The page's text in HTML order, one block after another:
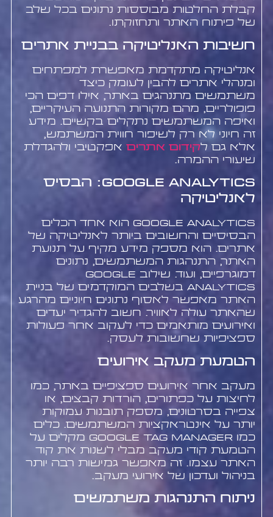
קבלת החלטות מבוססות נתונים בכל שלב
של פיתוח האתר ותחזוקתו.
חשיבות האנליטיקה בבניית אתרים
אנליטיקה מתקדמת מאפשרת למפתחים
ומנהלי אתרים להבין לעומק כיצד
משתמשים מתנהגים באתר, אילו דפים הכי
פופולריים, מהם מקורות התנועה העיקריים,
ואיפה המשתמשים נתקלים בקשיים. מידע
זה חיוני לא רק לשיפור חווית המשתמש,
אלא גם לקידום אתריםאפקטיבי ולהגדלת
שיעורי ההמרה.
Google Analytics: הבסיס
לאנליטיקה
Google Analytics הוא אחד הכלים
הבסיסיים והחשובים ביותר לאנליטיקה של
אתרים. הוא מספק מידע מקיף על תנועת
האתר, התנהגות המשתמשים, נתונים
דמוגרפיים, ועוד. שילוב Google
Analytics בשלבים המוקדמים של בניית
האתר מאפשר לאסוף נתונים חיוניים מהרגע
שהאתר עולה לאוויר. חשוב להגדיר יעדים
ואירועים מותאמים כדי לעקוב אחר פעולות
ספציפיות שחשובות לעסק.
הטמעת מעקב אירועים
מעקב אחר אירועים ספציפיים באתר, כמו
לחיצות על כפתורים, הורדות קבצים, או
צפייה בסרטונים, מספק תובנות עמוקות
יותר על אינטראקציות המשתמשים. כלים
כמו Google Tag Manager מקלים על
הטמעת קודי מעקב מבלי לשנות את קוד
האתר עצמו. זה מאפשר גמישות רבה יותר
בניהול ועדכון של אירועי מעקב.
ניתוח התנהגות משתמשים